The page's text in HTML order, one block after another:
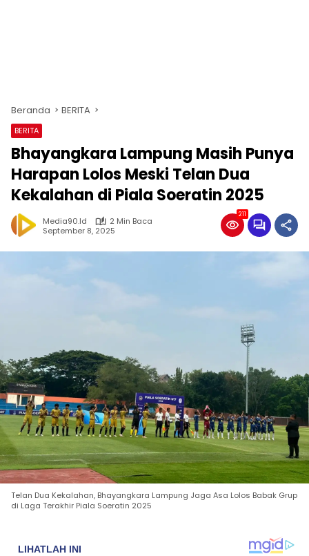
Beranda BERITA
BERITA
Bhayangkara Lampung Masih Punya
Harapan Lolos Meski Telan Dua
Kekalahan di Piala Soeratin 2025
Media90.id
2 Min Baca
September 8, 2025
211
Telan Dua Kekalahan, Bhayangkara Lampung Jaga Asa Lolos Babak Grup
di Laga Terakhir Piala Soeratin 2025